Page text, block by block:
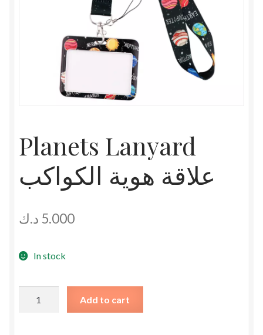
Planets Lanyard
علاقة هوية الكواكب
5.000 د.ك
In stock
Add to cart